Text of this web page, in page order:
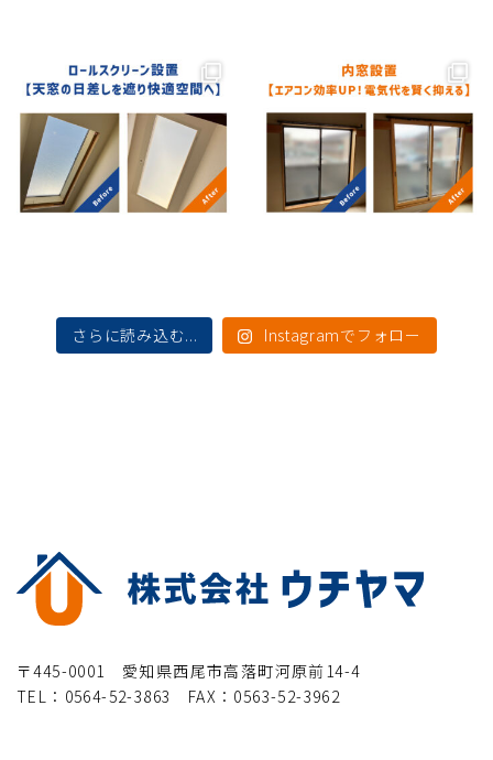
さらに読み込む... Instagramでフォロー
〒445-0001 愛知県西尾市高落町河原前14-4
TEL：0564-52-3863 FAX：0563-52-3962